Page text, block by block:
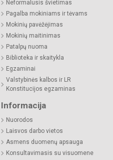
Neformalusis švietimas
Pagalba mokiniams ir tėvams
Mokinių pavėžėjimas
Mokinių maitinimas
Patalpų nuoma
Biblioteka ir skaitykla
Egzaminai
Valstybinės kalbos ir LR
Konstitucijos egzaminas
Informacija
Nuorodos
Laisvos darbo vietos
Asmens duomenų apsauga
Konsultavimasis su visuomene